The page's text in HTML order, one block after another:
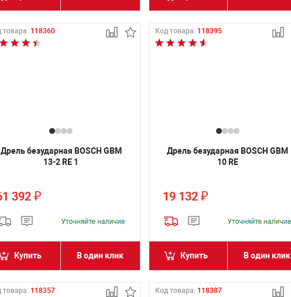
товара: 118360
Дрель безударная BOSCH GBM
13-2 RE 1
392 ₽
Купить В один клик
Код товара: 118395
Дрель безударная BOSCH GBM
10 RE
19 132 ₽
Купить В один клик
товара: 118357 Код товара: 118387